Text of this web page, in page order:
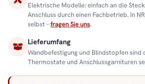
Elektrische Modelle: einfach an die
Anschluss durch einen Fachbetrieb. In
selbst –fragen Sie uns.
Lieferumfang
Wandbefestigung und Blindstopfen sind
Thermostate und Anschlussgarnituren